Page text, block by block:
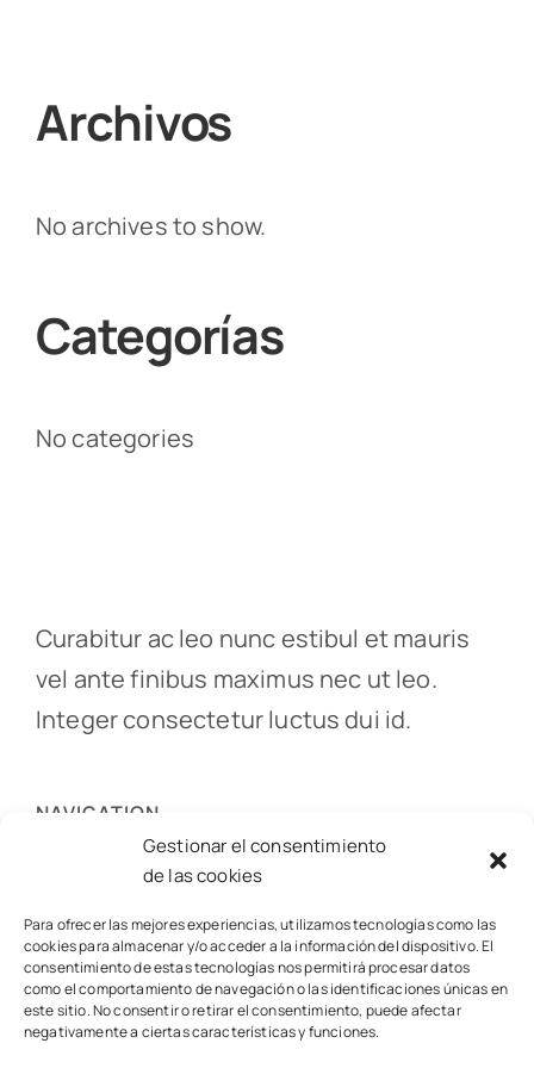
Gestionar el consentimiento
de las cookies
Para ofrecer las mejores experiencias, utilizamos tecnologías como las
cookies para almacenar y/o acceder a la información del dispositivo. El
consentimiento de estas tecnologías nos permitirá procesar datos
como el comportamiento de navegación o las identificaciones únicas en
este sitio. No consentir o retirar el consentimiento, puede afectar
negativamente a ciertas características y funciones.
Archivos
No archives to show.
Categorías
No categories
Curabitur ac leo nunc estibul et mauris
vel ante finibus maximus nec ut leo.
Integer consectetur luctus dui id.
NAVIGATION